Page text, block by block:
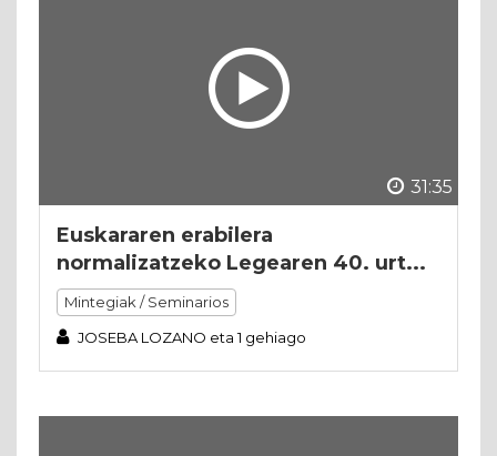
31:35
Euskararen erabilera
normalizatzeko Legearen 40. urt...
Mintegiak / Seminarios
JOSEBA LOZANO eta 1 gehiago